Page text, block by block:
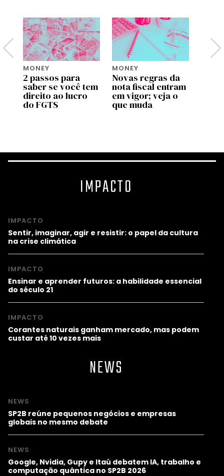
MONEY
2 passos para
saber se você tem
direito ao lucro
do FGTS
MONEY
Novas regras da
nota fiscal entram
em vigor; veja o
que muda
IMPACTO
IMPACTO
Sentir, imaginar, agir e resistir: o papel da cultura
na crise climática
IMPACTO
Ensinar e aprender futuros: a habilidade essencial
do século 21
IMPACTO
Corantes naturais ganham mercado, mas podem
custar até 10 vezes mais
NEWS
NEWS
SP2B reúne pequenos negócios e empresas
globais no mesmo debate
NEWS
Google, Nvidia, Gupy e Itaú debatem IA, trabalho e
computação quântica no SP2B 2026